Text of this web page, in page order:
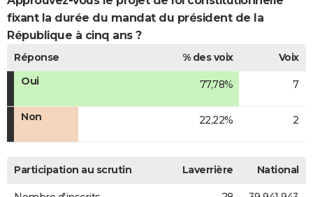
fixant la durée du mandat du président de la
République à cinq ans ?
Réponse % des voix
Voix
Oui
77,78% 7
Non 22,22% 2
Participation au scrutin Laverrière National